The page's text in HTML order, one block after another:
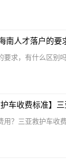
南人才落户的要
要求，有什么区别
用？三亚救护车收